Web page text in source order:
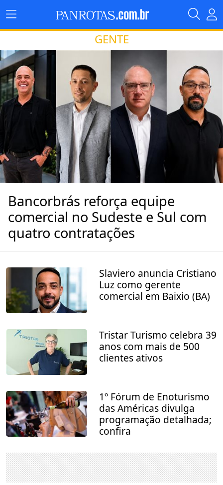
GENTE
Bancorbrás reforça equipe
comercial no Sudeste e Sul com
quatro contratações
Slaviero anuncia Cristiano
Luz como gerente
comercial em Baixio (BA)
Tristar Turismo celebra 39
anos com mais de 500
clientes ativos
1º Fórum de Enoturismo
das Américas divulga
programação detalhada;
confira